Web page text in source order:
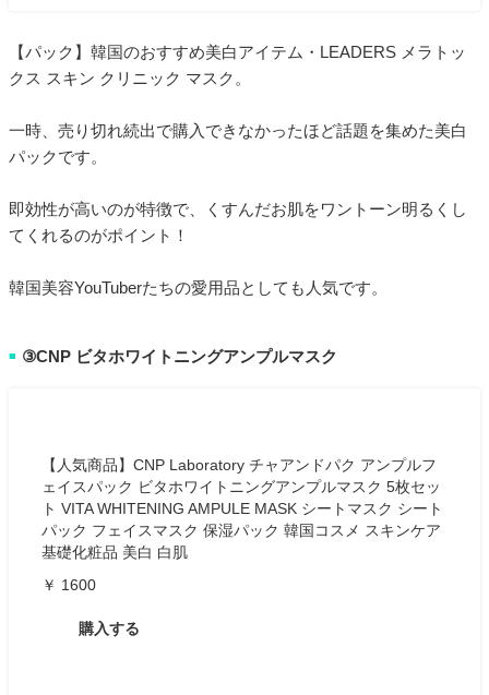
【パック】韓国のおすすめ美白アイテム・LEADERS メラトッ
クス スキン クリニック マスク。
一時、売り切れ続出で購入できなかったほど話題を集めた美白
パックです。
即効性が高いのが特徴で、くすんだお肌をワントーン明るくし
てくれるのがポイント！
韓国美容YouTuberたちの愛用品としても人気です。
■ ③CNP ビタホワイトニングアンプルマスク
【人気商品】CNP Laboratory チャアンドパク アンプルフ
ェイスパック ビタホワイトニングアンプルマスク 5枚セッ
ト VITA WHITENING AMPULE MASK シートマスク シート
パック フェイスマスク 保湿パック 韓国コスメ スキンケア
基礎化粧品 美白 白肌
￥ 1600
購入する